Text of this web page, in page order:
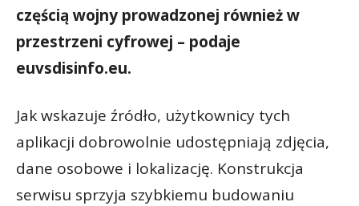
częścią wojny prowadzonej również w
przestrzeni cyfrowej – podaje
euvsdisinfo.eu.
Jak wskazuje źródło, użytkownicy tych
aplikacji dobrowolnie udostępniają zdjęcia,
dane osobowe i lokalizację. Konstrukcja
serwisu sprzyja szybkiemu budowaniu